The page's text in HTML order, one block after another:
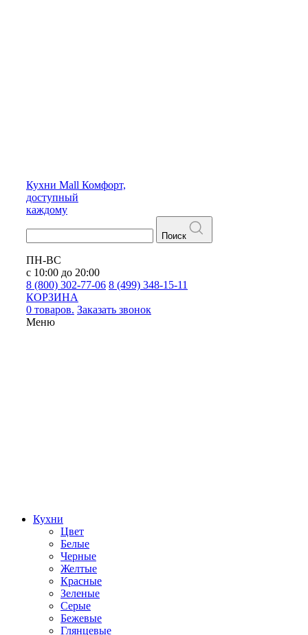
Кухни Mall Комфорт,
доступный
каждому
Поиск
ПН-ВС
с 10:00 до 20:00
8 (800) 302-77-06 8 (499) 348-15-11
КОРЗИНА
0 товаров. Заказать звонок
Меню
Кухни
Цвет
Белые
Черные
Желтые
Красные
Зеленые
Серые
Бежевые
Глянцевые